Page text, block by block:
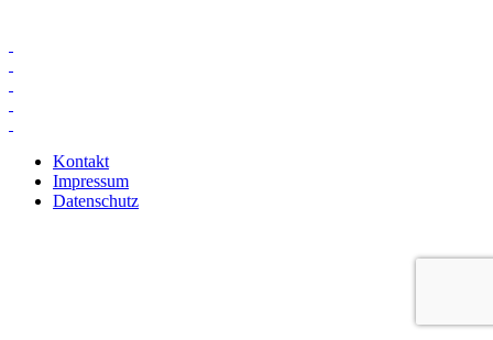
Kontakt
Impressum
Datenschutz